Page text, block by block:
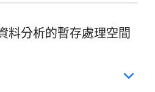
料分析的暫存處理空間